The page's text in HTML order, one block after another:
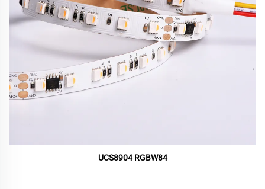
UCS8904 RGBW84